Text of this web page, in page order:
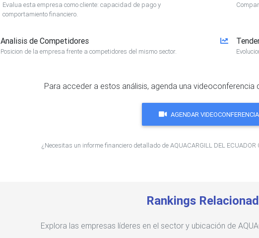
Evalua esta empresa como cliente: capacidad de pago y
comportamiento financiero.
Analisis de Competidores
Posicion de la empresa frente a competidores del mismo sector.
Para acceder a estos análisis, agenda una
AGENDAR VIDEOCONFERENCIA
¿Necesitas un informe financiero detallado de AQUACARGILL DEL ECUADOR
Rankings
Explora las empresas líderes en el sector y ubicación de